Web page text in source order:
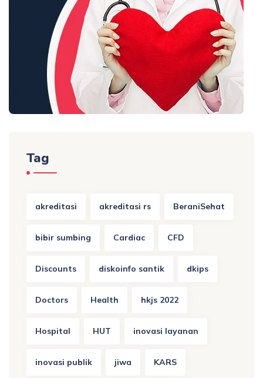
Tag
akreditasi akreditasi rs BeraniSehat
bibir sumbing Cardiac CFD
Discounts diskoinfo santik dkips
Doctors Health hkjs 2022
Hospital HUT inovasi layanan
inovasi publik jiwa KARS